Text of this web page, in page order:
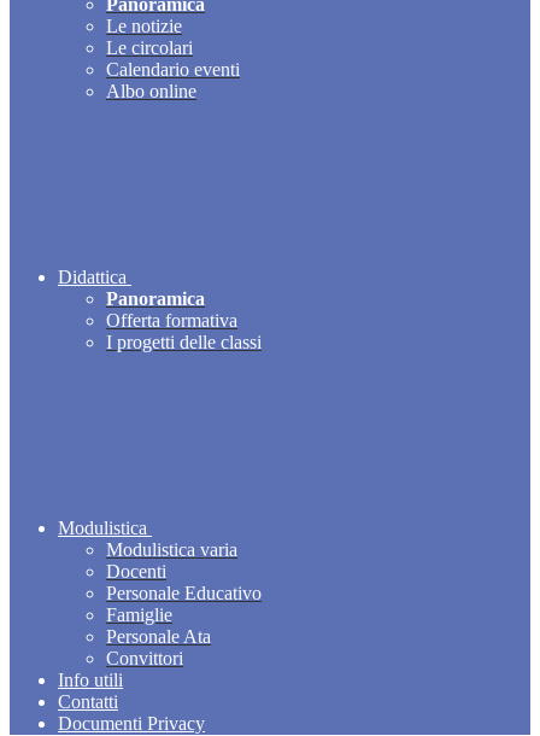
Panoramica
Le notizie
Le circolari
Calendario eventi
Albo online
Didattica
Panoramica
Offerta formativa
I progetti delle classi
Modulistica
Modulistica varia
Docenti
Personale Educativo
Famiglie
Personale Ata
Convittori
Info utili
Contatti
Documenti Privacy